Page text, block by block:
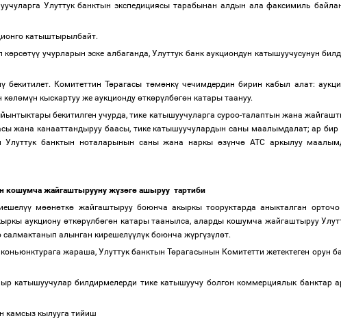
Улуттук банктын экспедициясы тарабынан алдын ала факсимиль
катыштырылбайт.
көрсөтүү учурларын эске албаганда, Улуттук банк аукциондун катышуучусунун
үбекитилет. Комитеттин Төрагасы төмөнкүчечимдердин бирин кабыл алат:
көлөмүн кыскартуу же аукционду өткөрүлбөгөн катары таануу.
бекитилген учурда, тике катышуучуларга суроо-талаптын жана
жана канааттандыруу баасы, тике катышуучулардын саны маалымдалат; ар бир
Улуттук банктын ноталарынын саны жана наркыөзүнчө АТС аркылуу
кошумча жайгаштырууну жүзөгө ашыруу тартиби
үү мөөнөткө жайгаштыруу боюнча акыркы тооруктарда аныкталган
аукциону өткөрүлбөгөн катары таанылса, аларды кошумча жайгаштыруу
алынган кирешелүүлүк боюнча жүргүзүлөт.
жараша, Улуттук банктын Төрагасынын Комитетти жетектеген орун
катышуучулар билдирмелерди тике катышуучу болгон коммерциялык банктар
камсыз кылууга тийиш